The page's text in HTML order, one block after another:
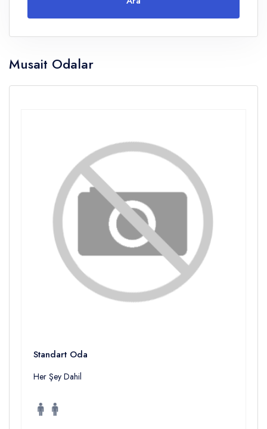
Yetişkin
Çocuklar
Musait Odalar
Standart Oda
Her Şey Dahil